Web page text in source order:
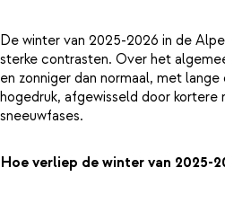
De winter van 2025-2026 in de
sterke contrasten. Over het
en zonniger dan normaal, met
hogedruk, afgewisseld door kortere
sneeuwfases.
Hoe verliep de winter van 2025-